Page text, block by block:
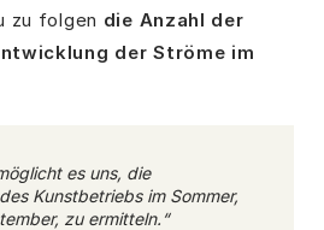
zu folgen die Anzahl der
der Ströme im
es uns, die
Kunstbetriebs im Sommer,
zu ermitteln.“